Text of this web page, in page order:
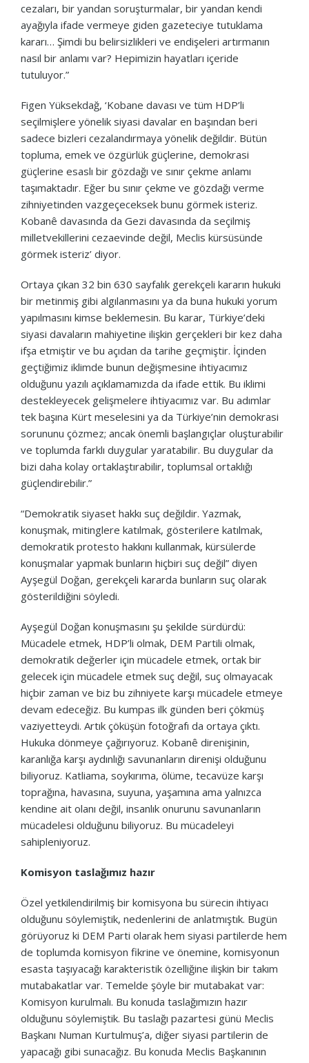
cezaları, bir yandan soruşturmalar, bir yandan kendi
ayağıyla ifade vermeye giden gazeteciye tutuklama
kararı… Şimdi bu belirsizlikleri ve endişeleri artırmanın
nasıl bir anlamı var? Hepimizin hayatları içeride
tutuluyor.”
Figen Yüksekdağ, ‘Kobane davası ve tüm HDP’li
seçilmişlere yönelik siyasi davalar en başından beri
sadece bizleri cezalandırmaya yönelik değildir. Bütün
topluma, emek ve özgürlük güçlerine, demokrasi
güçlerine esaslı bir gözdağı ve sınır çekme anlamı
taşımaktadır. Eğer bu sınır çekme ve gözdağı verme
zihniyetinden vazgeçeceksek bunu görmek isteriz.
Kobanê davasında da Gezi davasında da seçilmiş
milletvekillerini cezaevinde değil, Meclis kürsüsünde
görmek isteriz’ diyor.
Ortaya çıkan 32 bin 630 sayfalık gerekçeli kararın hukuki
bir metinmiş gibi algılanmasını ya da buna hukuki yorum
yapılmasını kimse beklemesin. Bu karar, Türkiye’deki
siyasi davaların mahiyetine ilişkin gerçekleri bir kez daha
ifşa etmiştir ve bu açıdan da tarihe geçmiştir. İçinden
geçtiğimiz iklimde bunun değişmesine ihtiyacımız
olduğunu yazılı açıklamamızda da ifade ettik. Bu iklimi
destekleyecek gelişmelere ihtiyacımız var. Bu adımlar
tek başına Kürt meselesini ya da Türkiye’nin demokrasi
sorununu çözmez; ancak önemli başlangıçlar oluşturabilir
ve toplumda farklı duygular yaratabilir. Bu duygular da
bizi daha kolay ortaklaştırabilir, toplumsal ortaklığı
güçlendirebilir.”
“Demokratik siyaset hakkı suç değildir. Yazmak,
konuşmak, mitinglere katılmak, gösterilere katılmak,
demokratik protesto hakkını kullanmak, kürsülerde
konuşmalar yapmak bunların hiçbiri suç değil” diyen
Ayşegül Doğan, gerekçeli kararda bunların suç olarak
gösterildiğini söyledi.
Ayşegül Doğan konuşmasını şu şekilde sürdürdü:
Mücadele etmek, HDP’li olmak, DEM Partili olmak,
demokratik değerler için mücadele etmek, ortak bir
gelecek için mücadele etmek suç değil, suç olmayacak
hiçbir zaman ve biz bu zihniyete karşı mücadele etmeye
devam edeceğiz. Bu kumpas ilk günden beri çökmüş
vaziyetteydi. Artık çöküşün fotoğrafı da ortaya çıktı.
Hukuka dönmeye çağırıyoruz. Kobanê direnişinin,
karanlığa karşı aydınlığı savunanların direnişi olduğunu
biliyoruz. Katliama, soykırıma, ölüme, tecavüze karşı
toprağına, havasına, suyuna, yaşamına ama yalnızca
kendine ait olanı değil, insanlık onurunu savunanların
mücadelesi olduğunu biliyoruz. Bu mücadeleyi
sahipleniyoruz.
Komisyon taslağımız hazır
Özel yetkilendirilmiş bir komisyona bu sürecin ihtiyacı
olduğunu söylemiştik, nedenlerini de anlatmıştık. Bugün
görüyoruz ki DEM Parti olarak hem siyasi partilerde hem
de toplumda komisyon fikrine ve önemine, komisyonun
esasta taşıyacağı karakteristik özelliğine ilişkin bir takım
mutabakatlar var. Temelde şöyle bir mutabakat var:
Komisyon kurulmalı. Bu konuda taslağımızın hazır
olduğunu söylemiştik. Bu taslağı pazartesi günü Meclis
Başkanı Numan Kurtulmuş’a, diğer siyasi partilerin de
yapacağı gibi sunacağız. Bu konuda Meclis Başkanının